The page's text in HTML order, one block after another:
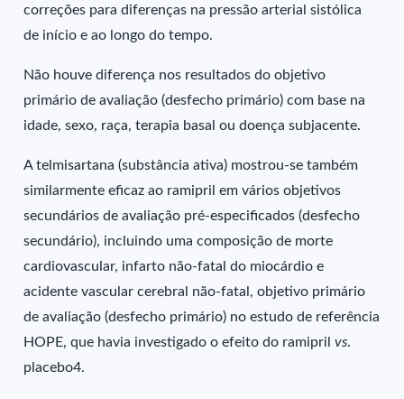
correções para diferenças na pressão arterial sistólica
de início e ao longo do tempo.
Não houve diferença nos resultados do objetivo
primário de avaliação (desfecho primário) com base na
idade, sexo, raça, terapia basal ou doença subjacente.
A telmisartana (substância ativa) mostrou-se também
similarmente eficaz ao ramipril em vários objetivos
secundários de avaliação pré-especificados (desfecho
secundário), incluindo uma composição de morte
cardiovascular, infarto não-fatal do miocárdio e
acidente vascular cerebral não-fatal, objetivo primário
de avaliação (desfecho primário) no estudo de referência
HOPE, que havia investigado o efeito do ramiprilvs.
placebo4.